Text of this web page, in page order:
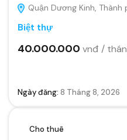
Quận Dương Kinh, Thành
Biệt thự
40.000.000 vnđ /
Ngày đăng: 8 Tháng 8, 2026
Cho thuê